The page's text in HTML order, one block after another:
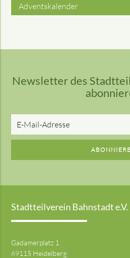
Adventskalender
Newsletter des
Stadtteilverein Bahnstadt e.V.
Gadamerplatz 1
69115 Heidelberg